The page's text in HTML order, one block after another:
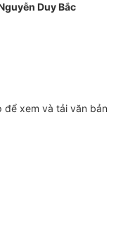
Duy Bắc
để xem và tải văn bản